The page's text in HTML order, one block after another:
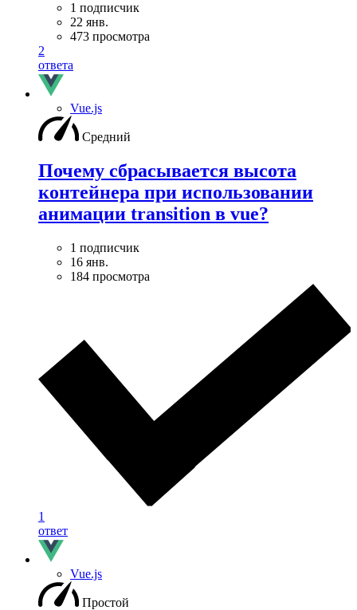
1 подписчик
22 янв.
473 просмотра
2
ответа
Vue.js
Средний
Почему сбрасывается высота
контейнера при использовании
анимации transition в vue?
1 подписчик
16 янв.
184 просмотра
1
ответ
Vue.js
Простой